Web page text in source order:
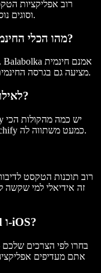
רוב אפליקציות
.WAV, MP3 וסוגים נוספים של קבצי שמע לטקסט שלך.
מהו הכלי החינמי הכי טוב להמרת טקסט לדיבור ברשת?
לחלוטין, אך חסרות בה יכולות ש-Speechify מציעה גם בגרסה החינמית.
לאילו אפליקציות יש קולות אנושיים במיוחד?
טבעיים. Polly NTTS מובילה בתחום, ו-Speechify כמעט משתווה לה.
רוב תוכנות הטקסט
מהו הקורא המומלץ ביותר ל-Android ו-iOS?
אתם מעדיפים